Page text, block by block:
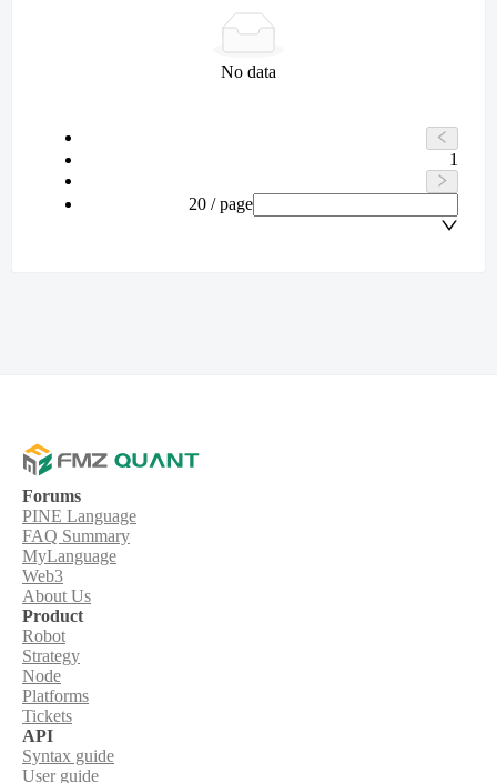
No data
1
20 / page
Forums
PINE Language
FAQ Summary
MyLanguage
Web3
About Us
Product
Robot
Strategy
Node
Platforms
Tickets
API
Syntax guide
User guide